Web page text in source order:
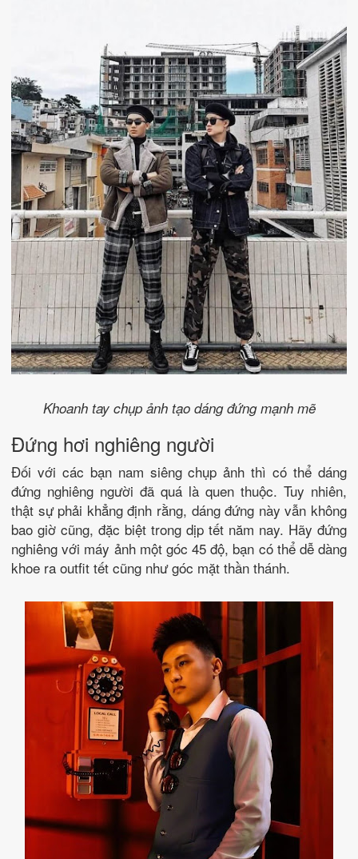
Khoanh tay chụp ảnh tạo dáng đứng mạnh mẽ
Đứng hơi nghiêng người
Đối với các bạn nam siêng chụp ảnh thì có thể dáng
đứng nghiêng người đã quá là quen thuộc. Tuy nhiên,
thật sự phải khẳng định rằng, dáng đứng này vẫn không
bao giờ cũng, đặc biệt trong dịp tết năm nay. Hãy đứng
nghiêng với máy ảnh một góc 45 độ, bạn có thể dễ dàng
khoe ra outfit tết cũng như góc mặt thần thánh.